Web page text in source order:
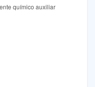
químico auxiliar